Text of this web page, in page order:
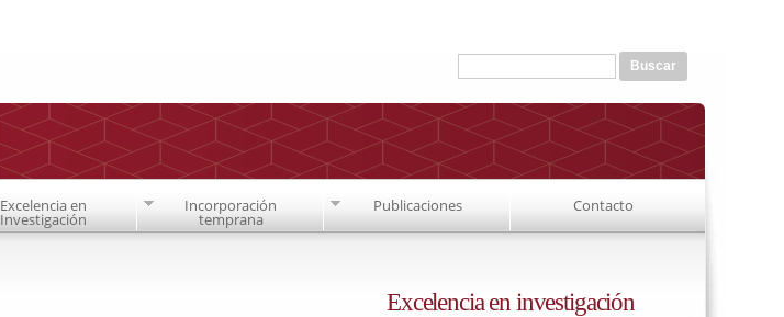
Formulario de búsqueda
Excelencia en
Investigación
Incorporación
temprana
Publicaciones Contacto
Excelencia en investigación